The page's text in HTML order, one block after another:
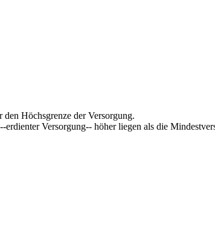
Höchsgrenze der Versorgung.
Versorgung-- höher liegen als die